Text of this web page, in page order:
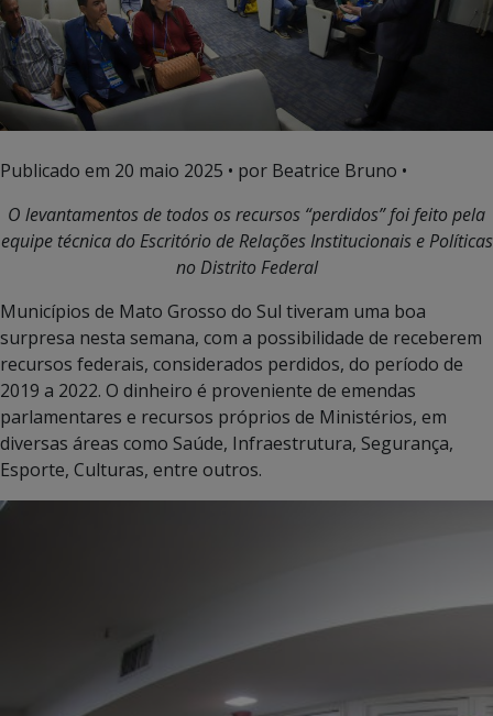
Publicado em 20 maio 2025 • por Beatrice Bruno •
O levantamentos de todos os recursos “perdidos” foi feito pela
equipe técnica doEscritório de Relações Institucionais e Políticas
no Distrito Federal
Municípios de Mato Grosso do Sul tiveram uma boa
surpresa nesta semana, com a possibilidade de receberem
recursos federais, considerados perdidos, do período de
2019 a 2022. O dinheiro é proveniente de emendas
parlamentares e recursos próprios de Ministérios, em
diversas áreas como Saúde, Infraestrutura, Segurança,
Esporte, Culturas, entre outros.